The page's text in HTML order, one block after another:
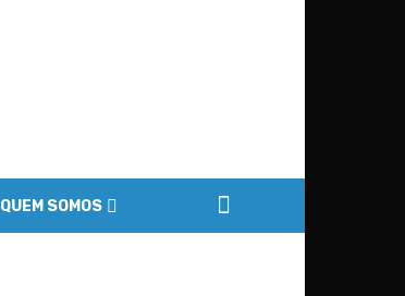
QUEM SOMOS